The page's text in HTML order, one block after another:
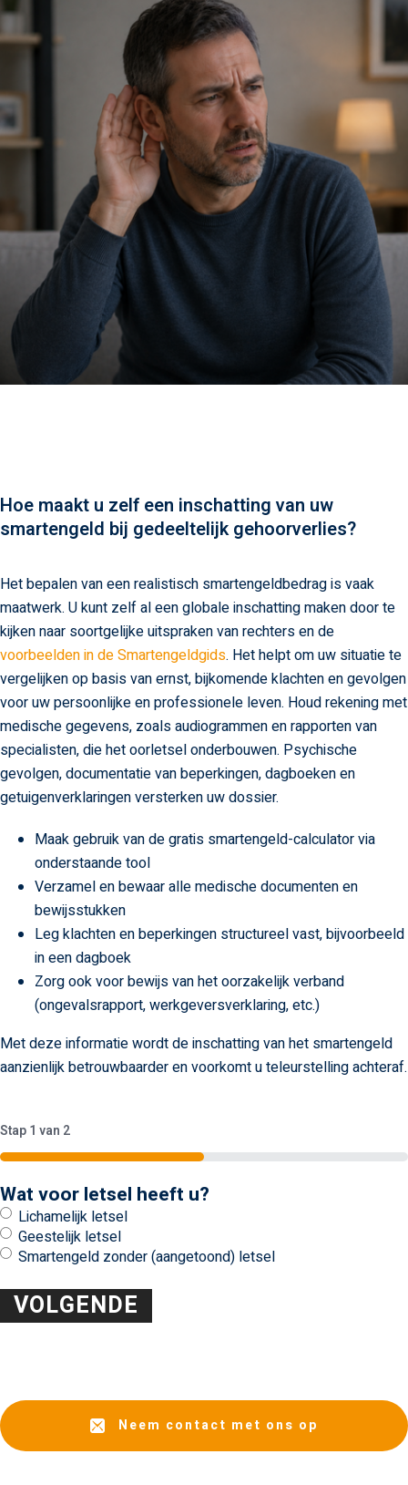
Hoe maakt u zelf een inschatting van uw
smartengeld bij gedeeltelijk gehoorverlies?
Het bepalen van een realistisch smartengeldbedrag is vaak
maatwerk. U kunt zelf al een globale inschatting maken door te
kijken naar soortgelijke uitspraken van rechters en de
voorbeelden in de Smartengeldgids. Het helpt om uw situatie te
vergelijken op basis van ernst, bijkomende klachten en gevolgen
voor uw persoonlijke en professionele leven. Houd rekening met
medische gegevens, zoals audiogrammen en rapporten van
specialisten, die het oorletsel onderbouwen. Psychische
gevolgen, documentatie van beperkingen, dagboeken en
getuigenverklaringen versterken uw dossier.
Maak gebruik van de gratis smartengeld-calculator via
onderstaande tool
Verzamel en bewaar alle medische documenten en
bewijsstukken
Leg klachten en beperkingen structureel vast, bijvoorbeeld
in een dagboek
Zorg ook voor bewijs van het oorzakelijk verband
(ongevalsrapport, werkgeversverklaring, etc.)
Met deze informatie wordt de inschatting van het smartengeld
aanzienlijk betrouwbaarder en voorkomt u teleurstelling achteraf.
Stap1 van 2
50%
Wat voor letsel heeft u?
Lichamelijk letsel
Geestelijk letsel
Smartengeld zonder (aangetoond) letsel
Neem contact met ons op